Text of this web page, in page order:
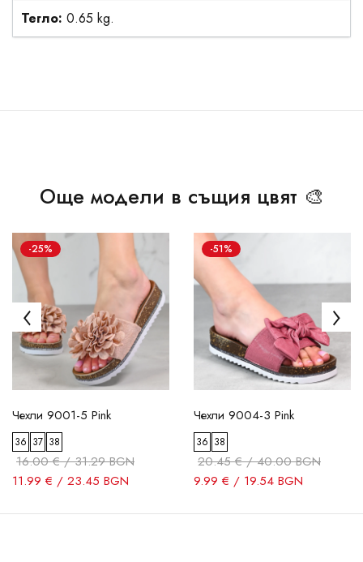
Тегло: 0.65 kg.
Още модели в същия цвят 🎨
-25%
Чехли 9001-5 Pink
36 37 38
16.00 € / 31.29 BGN
11.99 € / 23.45 BGN
-51%
Чехли 9004-3 Pink
36 38
20.45 € / 40.00 BGN
9.99 € / 19.54 BGN